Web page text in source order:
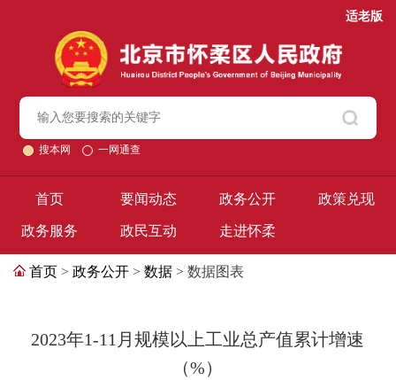
适老版
搜本网 一网通查
首页 要闻动态 政务公开 政策兑现
政务服务 政民互动 走进怀柔
首页 > 政务公开 > 数据 > 数据图表
2023年1-11月规模以上工业总产值累计增速
（%）